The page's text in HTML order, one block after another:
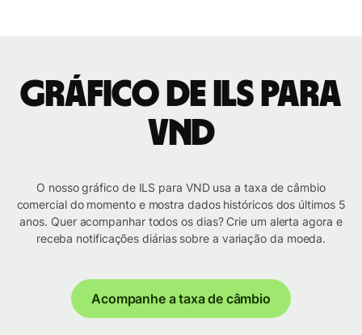
Gráfico de ILS para
VND
O nosso gráfico de ILS para VND usa a taxa de câmbio
comercial do momento e mostra dados históricos dos últimos 5
anos. Quer acompanhar todos os dias? Crie um alerta agora e
receba notificações diárias sobre a variação da moeda.
Acompanhe a taxa de câmbio